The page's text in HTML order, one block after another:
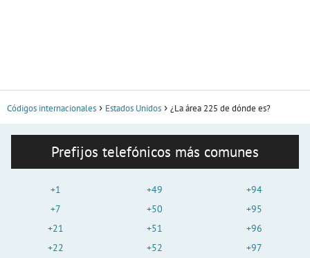
Códigos internacionales Estados Unidos ¿La área 225 de dónde es?
Prefijos telefónicos más comunes
+1
+7
+21
+22
+49
+50
+51
+52
+94
+95
+96
+97